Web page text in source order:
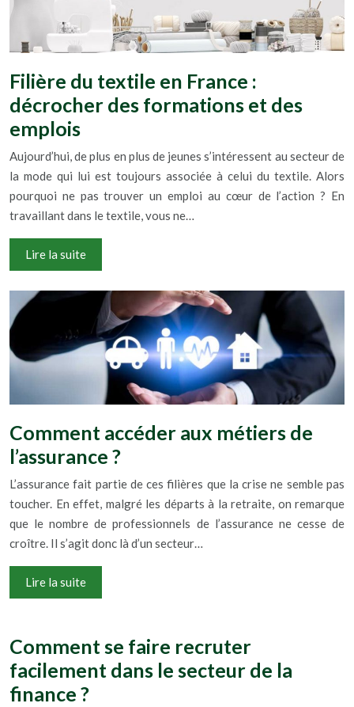
Filière du textile en France :
décrocher des formations et des
emplois
Aujourd’hui, de plus en plus de jeunes s’intéressent au secteur de
la mode qui lui est toujours associée à celui du textile. Alors
pourquoi ne pas trouver un emploi au cœur de l’action ? En
travaillant dans le textile, vous ne…
Lire la suite
Comment accéder aux métiers de
l’assurance ?
L’assurance fait partie de ces filières que la crise ne semble pas
toucher. En effet, malgré les départs à la retraite, on remarque
que le nombre de professionnels de l’assurance ne cesse de
croître. Il s’agit donc là d’un secteur…
Lire la suite
Comment se faire recruter
facilement dans le secteur de la
finance ?